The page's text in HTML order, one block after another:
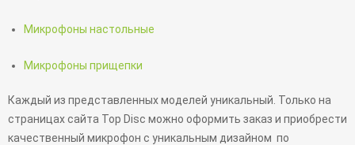
Микрофоны настольные
Микрофоны прищепки
Каждый из представленных моделей уникальный. Только на
страницах сайта Top Disc можно оформить заказ и приобрести
качественный микрофон с уникальным дизайном по